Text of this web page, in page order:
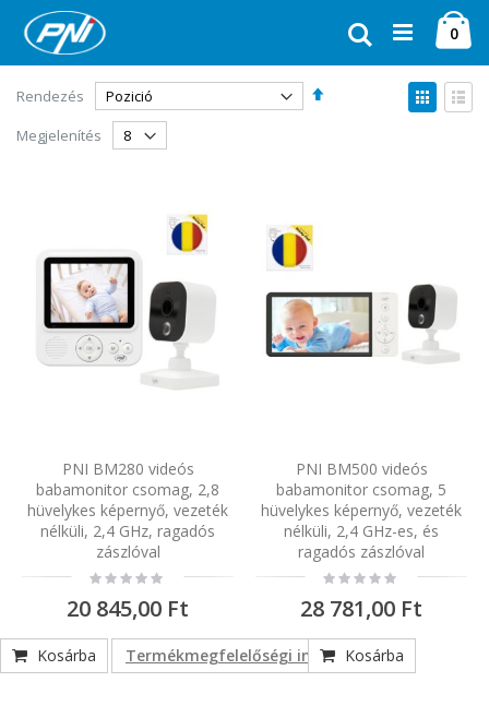
Ugrás
tartalomhoz
0
Keresés
Rendezés
Csökkenő
Megjelenítés
PNI BM280 videós
babamonitor csomag, 2,8
hüvelykes képernyő, vezeték
nélküli, 2,4 GHz, ragadós
zászlóval
Rating:
0%
20 845,00 Ft
Kosárba Termékmegfelelőségi információk
PNI BM500 videós
babamonitor csomag, 5
hüvelykes képernyő, vezeték
nélküli, 2,4 GHz-es, és
ragadós zászlóval
Rating:
0%
28 781,00 Ft
Kosárba